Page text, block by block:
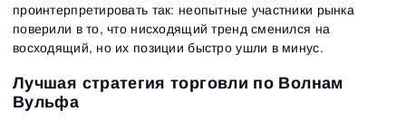
проинтерпретировать так: неопытные участники рынка
поверили в то, что нисходящий тренд сменился на
восходящий, но их позиции быстро ушли в минус.
Лучшая стратегия торговли по Волнам
Вульфа